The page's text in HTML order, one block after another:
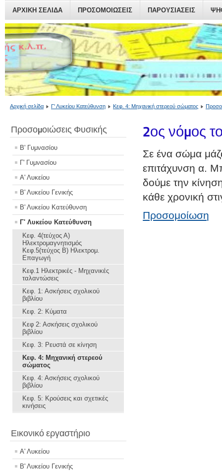
ΑΡΧΙΚΗ ΣΕΛΙΔΑ ΠΡΟΣΟΜΟΙΏΣΕΙΣ ΠΑΡΟΥΣΙΆΣΕΙΣ
Αρχική σελίδα Γ' Λυκείου Κατεύθυνση Κεφ. 4: Μηχανική στερεού σώματος
Προσομοιώσεις Φυσικής
Β' Γυμνασίου
Γ' Γυμνασίου
Α' Λυκείου
Β' Λυκείου Γενικής
Β' Λυκείου Κατεύθυνση
Γ' Λυκείου Κατεύθυνση
Κεφ. 4(τεύχος Α)
Ηλεκτρομαγνητισμός
Κεφ.5(τεύχος Β) Ηλεκτρομ.
Επαγωγή
Κεφ.1 Ηλεκτρικές - Μηχανικές
ταλαντώσεις
Κεφ. 1: Ασκήσεις σχολικού
βιβλίου
Κεφ. 2: Κύματα
Κεφ 2: Ασκήσεις σχολικού
βιβλίου
Κεφ. 3: Ρευστά σε κίνηση
Κεφ. 4: Μηχανική στερεού
σώματος
Κεφ. 4: Ασκήσεις σχολικού
βιβλίου
Κεφ. 5: Κρούσεις και σχετικές
κινήσεις
Εικονικό εργαστήριο
Α' Λυκείου
Β' Λυκείου Γενικής
2ος νόμος
Σε ένα σώμα
επιτάχυνση α.
δούμε την
κάθε χρονική
Προσομοίωση